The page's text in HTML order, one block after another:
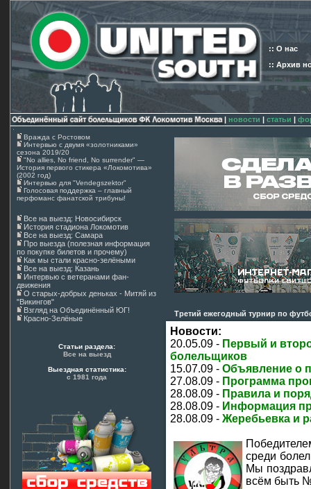
:: О нас
:: Архив
| новости | статьи |
Вражда с Ростовом
Интервью с двумя «золотниками»
сезона 2019/20
"No allies, No friend, No surrender" —
История первого стикера «Локомотива»
(2002 год)
Интервью для "Vendegszektor"
Голосовая поддержка – главный
перфоманс фанатской трибуны!
Все на выезд: Новосибирск
История стадиона Локомотив
Все на выезд: Самара
Про выезда (полезная информация
по покупке билетов и прочему)
Как мы стали красно-зелёными
Все на выезд: Казань
Интервью с ветеранами фан-
движения
О старых-добрых деньках - Митяй из
"Викингов"
Взгляд на Объединённый ЮГ!
Красно-Зелёные
Статьи раздела:
Все на выезд
Выездная статистика:
с 1981 года
Третий ежегодный турнир по
Новости:
20.05.09 - Первый и
болельщиков
15.07.09 - Объявление о
27.08.09 - Программа
28.08.09 - Правила и
28.08.09 - Информация
28.08.09 - Жеребьевка и
среди
Мы
всём быть